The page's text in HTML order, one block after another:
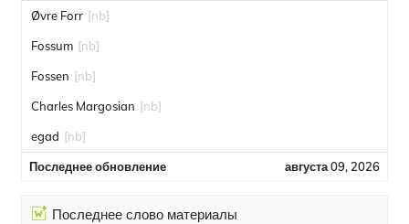
Øvre Forr [nb]
Fossum [nb]
Fossen [nb]
Charles Margosian [nb]
egad [nb]
Последнее обновление августа 09, 2026
Последнее слово материалы